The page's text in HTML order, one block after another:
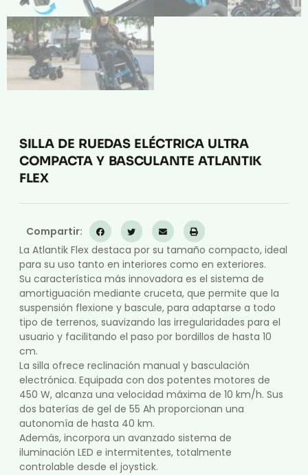
SILLA DE RUEDAS ELÉCTRICA ULTRA
COMPACTA Y BASCULANTE ATLANTIK
FLEX
Compartir:
La Atlantik Flex destaca por su tamaño compacto, ideal
para su uso tanto en interiores como en exteriores.
Su característica más innovadora es el sistema de
amortiguación mediante cruceta, que permite que la
suspensión flexione y bascule, para adaptarse a todo
tipo de terrenos, suavizando las irregularidades para el
usuario y facilitando el paso por bordillos de hasta 10
cm.
La silla ofrece reclinación manual y basculación
electrónica. Equipada con dos potentes motores de
450 W, alcanza una velocidad máxima de 10 km/h. Sus
dos baterías de gel de 55 Ah proporcionan una
autonomía de hasta 40 km.
Además, incorpora un avanzado sistema de
iluminación LED e intermitentes, totalmente
controlable desde el joystick.